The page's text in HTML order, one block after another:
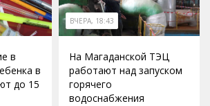
в
в
до 15
ВЧЕРА, 18:43
На Магаданской ТЭЦ
работают над запуском
горячего
водоснабжения